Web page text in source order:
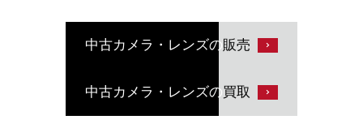
中古カメラ・レンズの販売
中古カメラ・レンズの買取